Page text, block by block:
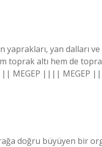
yan dalları
toprak altı hem de
|| MEGEP |||| MEGEP
doğru büyüyen bir